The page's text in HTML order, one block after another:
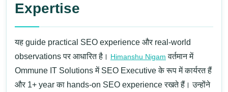
Expertise
यह guide practical SEO experience और real-world
observations पर आधारित है। Himanshu Nigam वर्तमान में
Ommune IT Solutionsमें SEO Executiveके रूप में कार्यरत हैं
और 1+ year का hands-on SEO experience रखते हैं।उन्होंने